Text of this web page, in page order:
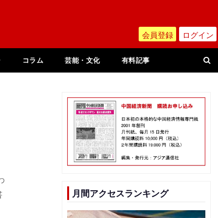
会員登録 ログイン
コラム 芸能・文化 有料記事
月間アクセスランキング